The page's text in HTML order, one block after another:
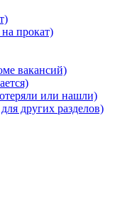
прокат)
вакансий)
или нашли)
других разделов)